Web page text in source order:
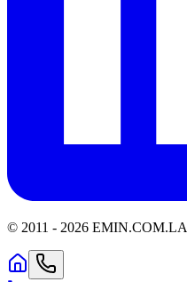
© 2011 - 2026 EMIN.COM.LA